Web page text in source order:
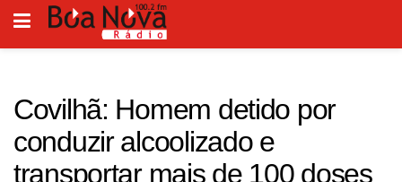
Covilhã: Homem detido por
conduzir alcoolizado e
transportar mais de 100 doses